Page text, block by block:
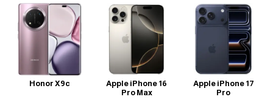
Apple iPhone 17
Pro
Apple iPhone 16
Pro Max
Honor X9c